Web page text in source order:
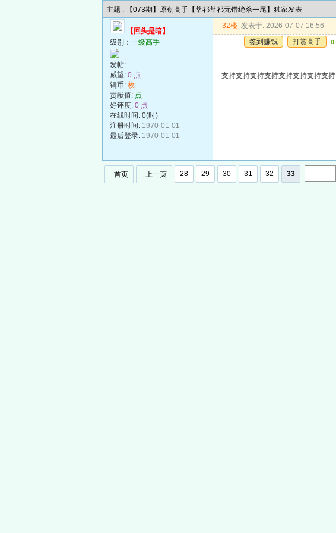
主题 : 【073期】原创高手【莘祁莘祁无错绝杀一尾】独家发表
【回头是暗】
级别： 一级高手
发帖:
威望: 0 点
铜币: 枚
贡献值: 点
好评度: 0 点
在线时间: 0(时)
注册时间: 1970-01-01
最后登录: 1970-01-01
32楼 发表于: 2026-07-07 16:56
签到赚钱
打赏高手 u
支持支持支持支持支持支持支持支持
首页 上一页 28 29 30 31 32 33